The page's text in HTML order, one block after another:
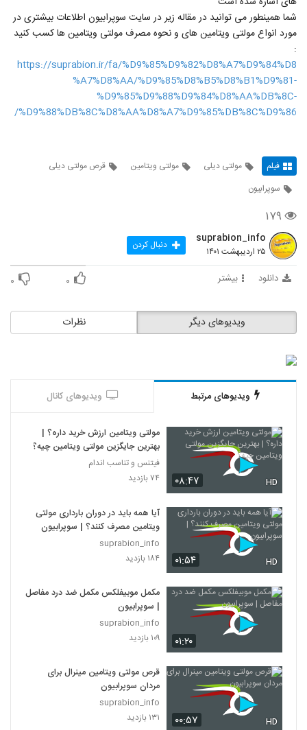
شما همینطور می توانید در مقاله زیر در سایت سوپرابیون اطلاعات بیشتری در
مورد انواع مولتی ویتامین های و نحوه مصرف مولتی ویتامین ها کسب کنید
:
https://suprabion.ir/fa/%D9%85%D9%82%D8%A7%D9%84%D8
%A7%D8%AA/%D9%85%D8%B5%D8%B1%D9%81-
%D9%85%D9%88%D9%84%D8%AA%DB%8C-
%D9%88%DB%8C%D8%AA%D8%A7%D9%85%DB%8C%D9%86/
فیلم مولتی دیلی مولتی ویتامین
قرص مولتی دیلی
سوپرابیون
۱۷۹
suprabion_info
۲۵ اردیبهشت ۱۴۰۱ دنبال کردن
دانلود بیشتر ۰ ۰
نظرات ویدیوهای دیگر
ویدیوهای مرتبط ویدیوهای کانال
۰۸:۴۷ HD
مولتی ویتامین ارزش خرید داره؟ |
بهترین جایگزین مولتی ویتامین چیه؟
فیتنس و تناسب اندام
۷۴ بازدید
۰۱:۵۴ HD
آیا همه باید در دوران بارداری مولتی
ویتامین مصرف کنند؟ | سوپرابیون
suprabion_info
۱۸۴ بازدید
۰۱:۲۰
مکمل موبیفلکس مکمل ضد درد مفاصل
| سوپرابیون
suprabion_info
۱۰۹ بازدید
۰۰:۵۷ HD
قرص مولتی ویتامین مینرال برای
مردان سوپرابیون
suprabion_info
۱۳۱ بازدید